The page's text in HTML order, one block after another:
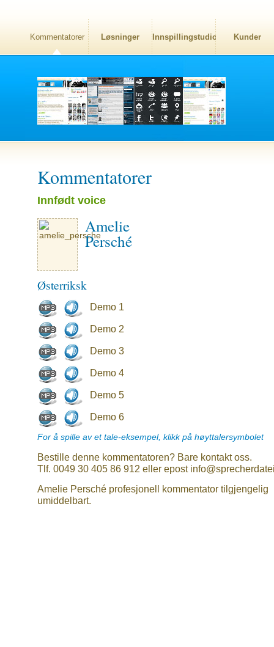
Kommentatorer Løsninger Innspillingstudio Kunder
Kommentatorer
Innfødt voice
Amelie
Persché
Østerriksk
Demo 1
Demo 2
Demo 3
Demo 4
Demo 5
Demo 6
For å spille av et tale-eksempel, klikk på høyttalersymbolet
Bestille denne kommentatoren? Bare kontakt oss.
Tlf. 0049 30 405 86 912 eller epost
Amelie Persché profesjonell kommentator tilgjengelig
umiddelbart.